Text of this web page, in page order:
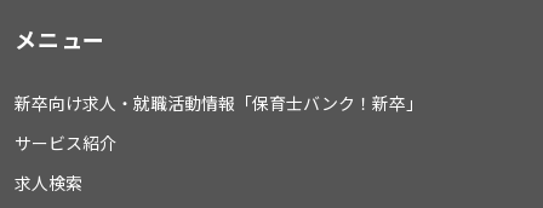
メニュー
新卒向け求人・就職活動情報「保育士バンク！新卒」
サービス紹介
求人検索